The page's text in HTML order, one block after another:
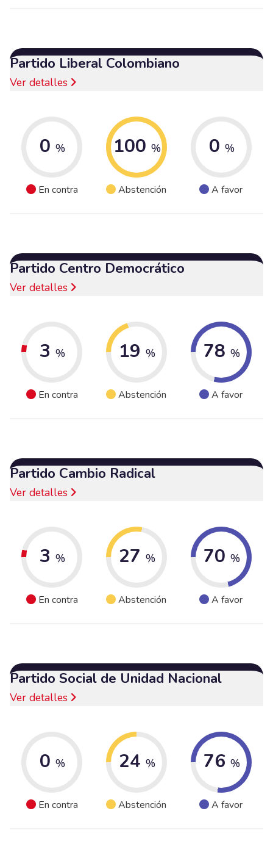
Partido Liberal Colombiano
Ver detalles
0 %
En contra
100 %
Abstención
0 %
A favor
Partido Centro Democrático
Ver detalles
3 %
En contra
19 %
Abstención
78 %
A favor
Partido Cambio Radical
Ver detalles
3 %
En contra
27 %
Abstención
70 %
A favor
Partido Social de Unidad Nacional
Ver detalles
0 %
En contra
24 %
Abstención
76 %
A favor